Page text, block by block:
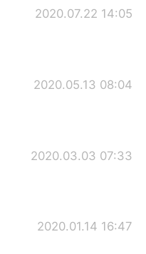
2020.07.22 14:05
2020.05.13 08:04
2020.03.03 07:33
2020.01.14 16:47